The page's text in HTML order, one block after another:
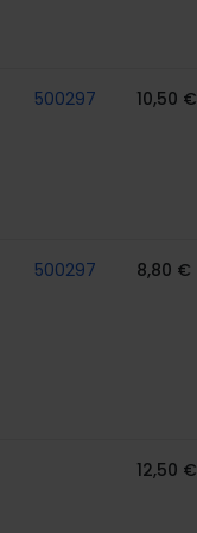
500297 10,50 €
500297 8,80 €
12,50 €